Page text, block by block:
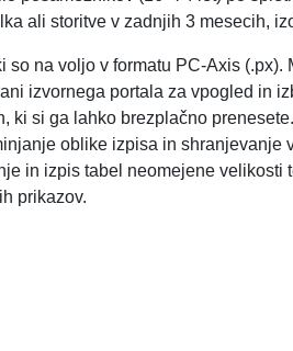
ali storitve v zadnjih 3 mesecih,
so na voljo v formatu PC-Axis
izvornega portala za vpogled in
ki si ga lahko brezplačno
oblike izpisa in shranjevanje
in izpis tabel neomejene velikosti
prikazov.